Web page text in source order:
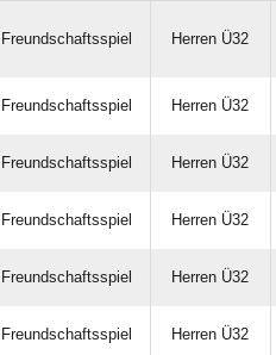
Freundschaftsspiel Herren Ü32
Freundschaftsspiel Herren Ü32
Freundschaftsspiel Herren Ü32
Freundschaftsspiel Herren Ü32
Freundschaftsspiel Herren Ü32
Freundschaftsspiel Herren Ü32